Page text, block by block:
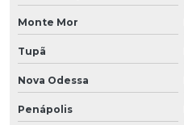
Monte Mor
Tupã
Nova Odessa
Penápolis